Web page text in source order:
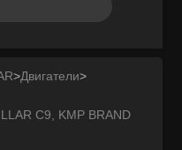
>Двигатели>
C9, KMP BRAND